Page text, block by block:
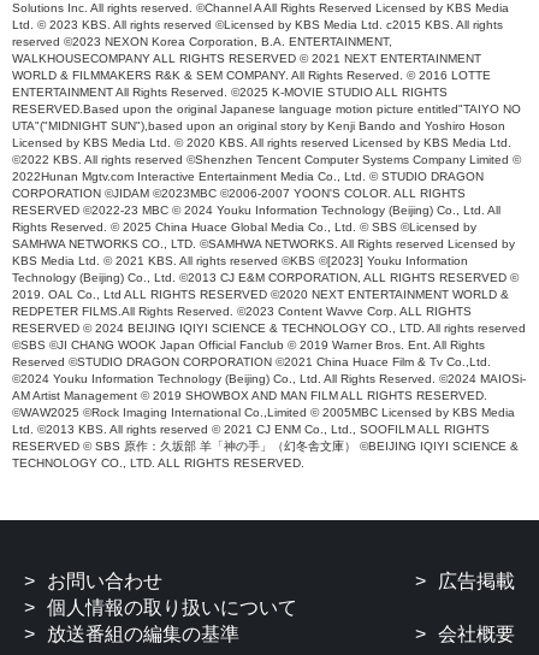
Solutions Inc. All rights reserved. ©Channel A All Rights Reserved Licensed by KBS Media
Ltd. © 2023 KBS. All rights reserved ©Licensed by KBS Media Ltd. c2015 KBS. All rights
reserved ©2023 NEXON Korea Corporation, B.A. ENTERTAINMENT,
WALKHOUSECOMPANY ALL RIGHTS RESERVED © 2021 NEXT ENTERTAINMENT
WORLD & FILMMAKERS R&K & SEM COMPANY. All Rights Reserved. © 2016 LOTTE
ENTERTAINMENT All Rights Reserved. ©2025 K-MOVIE STUDIO ALL RIGHTS
RESERVED.Based upon the original Japanese language motion picture entitled"TAIYO NO
UTA"("MIDNIGHT SUN"),based upon an original story by Kenji Bando and Yoshiro Hoson
Licensed by KBS Media Ltd. © 2020 KBS. All rights reserved Licensed by KBS Media Ltd.
©2022 KBS. All rights reserved ©Shenzhen Tencent Computer Systems Company Limited ©
2022Hunan Mgtv.com Interactive Entertainment Media Co., Ltd. © STUDIO DRAGON
CORPORATION ©JIDAM ©2023MBC ©2006-2007 YOON'S COLOR. ALL RIGHTS
RESERVED ©2022-23 MBC © 2024 Youku Information Technology (Beijing) Co., Ltd. All
Rights Reserved. © 2025 China Huace Global Media Co., Ltd. © SBS ©Licensed by
SAMHWA NETWORKS CO., LTD. ©SAMHWA NETWORKS. All Rights reserved Licensed by
KBS Media Ltd. © 2021 KBS. All rights reserved ©KBS ©[2023] Youku Information
Technology (Beijing) Co., Ltd. ©2013 CJ E&M CORPORATION, ALL RIGHTS RESERVED ©
2019. OAL Co., Ltd ALL RIGHTS RESERVED ©2020 NEXT ENTERTAINMENT WORLD &
REDPETER FILMS.All Rights Reserved. ©2023 Content Wavve Corp. ALL RIGHTS
RESERVED © 2024 BEIJING IQIYI SCIENCE & TECHNOLOGY CO., LTD. All rights reserved
©SBS ©JI CHANG WOOK Japan Official Fanclub © 2019 Warner Bros. Ent. All Rights
Reserved ©STUDIO DRAGON CORPORATION ©2021 China Huace Film & Tv Co.,Ltd.
©2024 Youku Information Technology (Beijing) Co., Ltd. All Rights Reserved. ©2024 MAIOSi-
AM Artist Management © 2019 SHOWBOX AND MAN FILM ALL RIGHTS RESERVED.
©WAW2025 ©Rock Imaging International Co.,Limited © 2005MBC Licensed by KBS Media
Ltd. ©2013 KBS. All rights reserved © 2021 CJ ENM Co., Ltd., SOOFILM ALL RIGHTS
RESERVED © SBS 原作：久坂部 羊「神の手」（幻冬舎文庫） ©BEIJING IQIYI SCIENCE &
TECHNOLOGY CO., LTD. ALL RIGHTS RESERVED.
お問い合わせ
広告掲載
個人情報の取り扱いについて
放送番組の編集の基準
会社概要